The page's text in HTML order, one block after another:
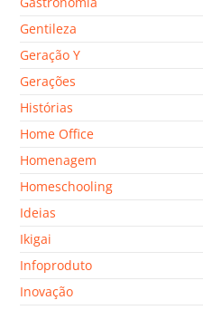
Gentileza
Geração Y
Gerações
Histórias
Home Office
Homenagem
Homeschooling
Ideias
Ikigai
Infoproduto
Inovação